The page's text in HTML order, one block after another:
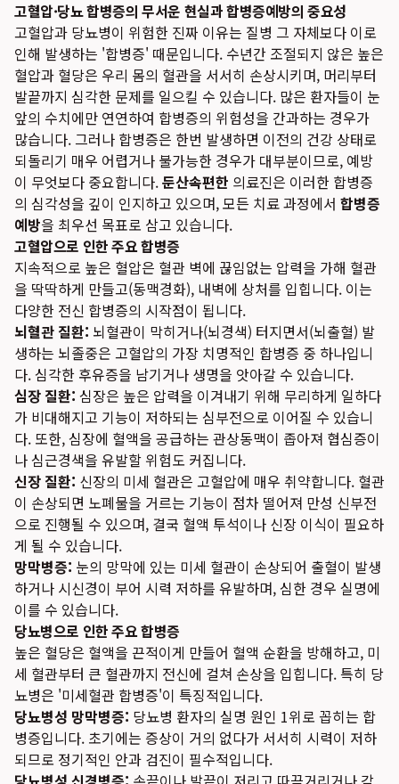
고혈압·당뇨 합병증의 무서운 현실과 합병증예방의 중요성
고혈압과 당뇨병이 위험한 진짜 이유는 질병 그 자체보다 이로
인해 발생하는 '합병증' 때문입니다. 수년간 조절되지 않은 높은
혈압과 혈당은 우리 몸의 혈관을 서서히 손상시키며, 머리부터
발끝까지 심각한 문제를 일으킬 수 있습니다. 많은 환자들이 눈
앞의 수치에만 연연하여 합병증의 위험성을 간과하는 경우가
많습니다. 그러나 합병증은 한번 발생하면 이전의 건강 상태로
되돌리기 매우 어렵거나 불가능한 경우가 대부분이므로, 예방
이 무엇보다 중요합니다.둔산속편한 의료진은 이러한 합병증
의 심각성을 깊이 인지하고 있으며, 모든 치료 과정에서 합병증
예방을 최우선 목표로 삼고 있습니다.
고혈압으로 인한 주요 합병증
지속적으로 높은 혈압은 혈관 벽에 끊임없는 압력을 가해 혈관
을 딱딱하게 만들고(동맥경화), 내벽에 상처를 입힙니다. 이는
다양한 전신 합병증의 시작점이 됩니다.
뇌혈관 질환: 뇌혈관이 막히거나(뇌경색) 터지면서(뇌출혈) 발
생하는 뇌졸중은 고혈압의 가장 치명적인 합병증 중 하나입니
다. 심각한 후유증을 남기거나 생명을 앗아갈 수 있습니다.
심장 질환: 심장은 높은 압력을 이겨내기 위해 무리하게 일하다
가 비대해지고 기능이 저하되는 심부전으로 이어질 수 있습니
다. 또한, 심장에 혈액을 공급하는 관상동맥이 좁아져 협심증이
나 심근경색을 유발할 위험도 커집니다.
신장 질환: 신장의 미세 혈관은 고혈압에 매우 취약합니다. 혈관
이 손상되면 노폐물을 거르는 기능이 점차 떨어져 만성 신부전
으로 진행될 수 있으며, 결국 혈액 투석이나 신장 이식이 필요하
게 될 수 있습니다.
망막병증: 눈의 망막에 있는 미세 혈관이 손상되어 출혈이 발생
하거나 시신경이 부어 시력 저하를 유발하며, 심한 경우 실명에
이를 수 있습니다.
당뇨병으로 인한 주요 합병증
높은 혈당은 혈액을 끈적이게 만들어 혈액 순환을 방해하고, 미
세 혈관부터 큰 혈관까지 전신에 걸쳐 손상을 입힙니다. 특히 당
뇨병은 '미세혈관 합병증'이 특징적입니다.
당뇨병성 망막병증: 당뇨병 환자의 실명 원인 1위로 꼽히는 합
병증입니다. 초기에는 증상이 거의 없다가 서서히 시력이 저하
되므로 정기적인 안과 검진이 필수적입니다.